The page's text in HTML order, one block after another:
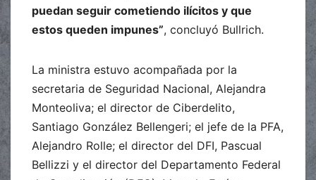
puedan seguir cometiendo ilícitos y que
estos queden impunes”, concluyó Bullrich.
La ministra estuvo acompañada por la
secretaria de Seguridad Nacional, Alejandra
Monteoliva; el director de Ciberdelito,
Santiago González Bellengeri; el jefe de la PFA,
Alejandro Rolle; el director del DFI, Pascual
Bellizzi y el director del Departamento Federal